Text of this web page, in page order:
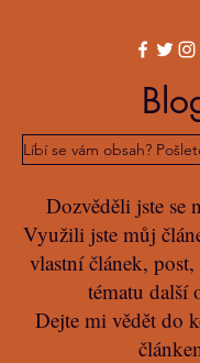
Líbí se vám obsah?
Dozvěděli jste se
Využili jste můj
vlastní článek, post,
tématu další
Dejte mi vědět do